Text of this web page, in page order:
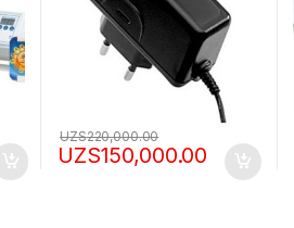
UZS150,000.00
UZS220,000.00